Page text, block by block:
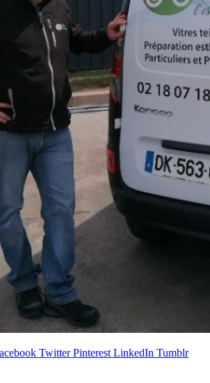
Twitter Pinterest LinkedIn Tumblr